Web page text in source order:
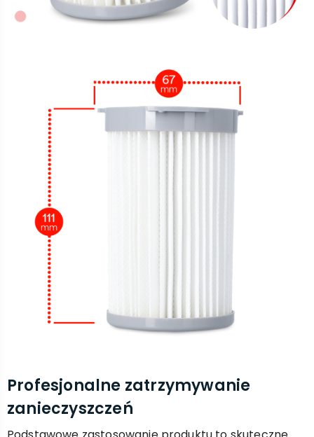
Profesjonalne zatrzymywanie
zanieczyszczeń